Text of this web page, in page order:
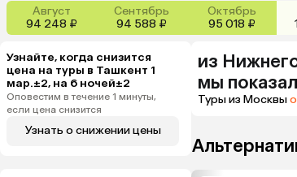
Август
94 248 ₽
Сентябрь
94 588 ₽
Октябрь
95 018 ₽
Узнайте, когда снизится
цена на туры в Ташкент 1
мар.±2, на 6 ночей±2
Оповестим в течение 1 минуты,
если цена снизится
Узнать о снижении цены
из
мы
Туры из Москвы